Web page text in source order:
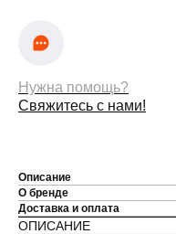
Нужна помощь?
Свяжитесь с нами!
Описание
О бренде
Доставка и оплата
ОПИСАНИЕ